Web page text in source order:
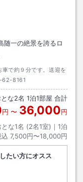
随一の絶景を誇るロ
で約９分です。送迎を
62-8161
な2名 1泊1部屋 合計
円 〜 36,000円
とな1名 (2名1室)｜ 1泊
7,500円〜18,000円
たい方にオスス